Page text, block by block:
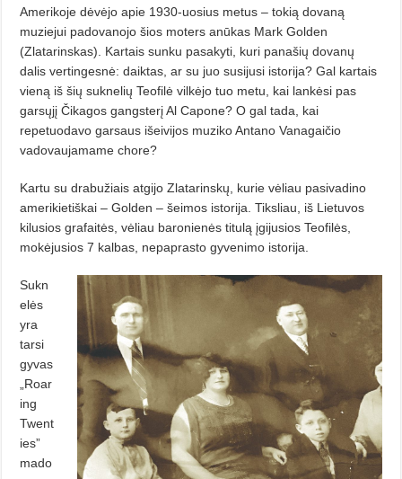
Amerikoje dėvėjo apie 1930-uosius metus – tokią dovaną
muziejui padovanojo šios moters anūkas Mark Golden
(Zlatarinskas). Kartais sunku pasakyti, kuri panašių dovanų
dalis vertingesnė: daiktas, ar su juo susijusi istorija? Gal kartais
vieną iš šių suknelių Teofilė vilkėjo tuo metu, kai lankėsi pas
garsųjį Čikagos gangsterį Al Capone? O gal tada, kai
repetuodavo garsaus išeivijos muziko Antano Vanagaičio
vadovaujamame chore?
Kartu su drabužiais atgijo Zlatarinskų, kurie vėliau pasivadino
amerikietiškai – Golden – šeimos istorija. Tiksliau, iš Lietuvos
kilusios grafaitės, vėliau baronienės titulą įgijusios Teofilės,
mokėjusios 7 kalbas, nepaprasto gyvenimo istorija.
Sukn
elės
yra
tarsi
gyvas
„Roar
ing
Twent
ies”
mado